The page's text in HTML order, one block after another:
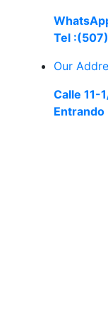
Tel
Our
Calle 11-
Entrando